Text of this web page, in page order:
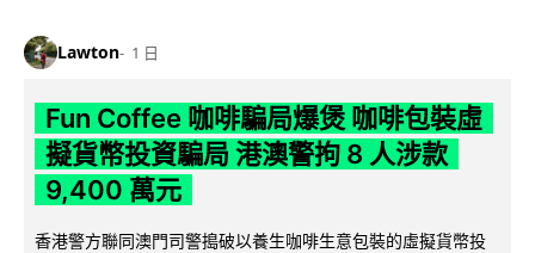
Lawton 1 日
Fun Coffee 咖啡騙局爆煲 咖啡包裝虛
擬貨幣投資騙局 港澳警拘 8 人涉款
9,400 萬元
香港警方聯同澳門司警搗破以養生咖啡生意包裝的虛擬貨幣投